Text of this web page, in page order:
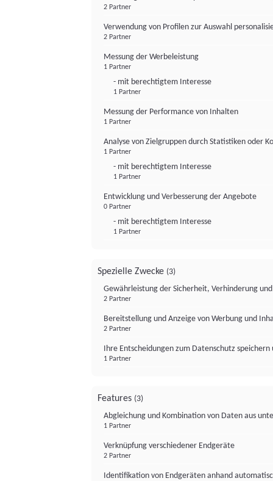
2 Partner
Verwendung von Profilen zur Auswahl
2 Partner
Messung der Werbeleistung
1 Partner
- mit berechtigtem Interesse
1 Partner
Messung der Performance von Inhalten
1 Partner
Analyse von Zielgruppen durch Statistiken oder
1 Partner
- mit berechtigtem Interesse
1 Partner
Entwicklung und Verbesserung der Angebote
0 Partner
- mit berechtigtem Interesse
1 Partner
Spezielle Zwecke (3)
Gewährleistung der Sicherheit, Verhinderung
2 Partner
Bereitstellung und Anzeige von Werbung und
2 Partner
Ihre Entscheidungen zum Datenschutz
1 Partner
Features (3)
Abgleichung und Kombination von Daten aus
1 Partner
Verknüpfung verschiedener Endgeräte
2 Partner
Identifikation von Endgeräten anhand